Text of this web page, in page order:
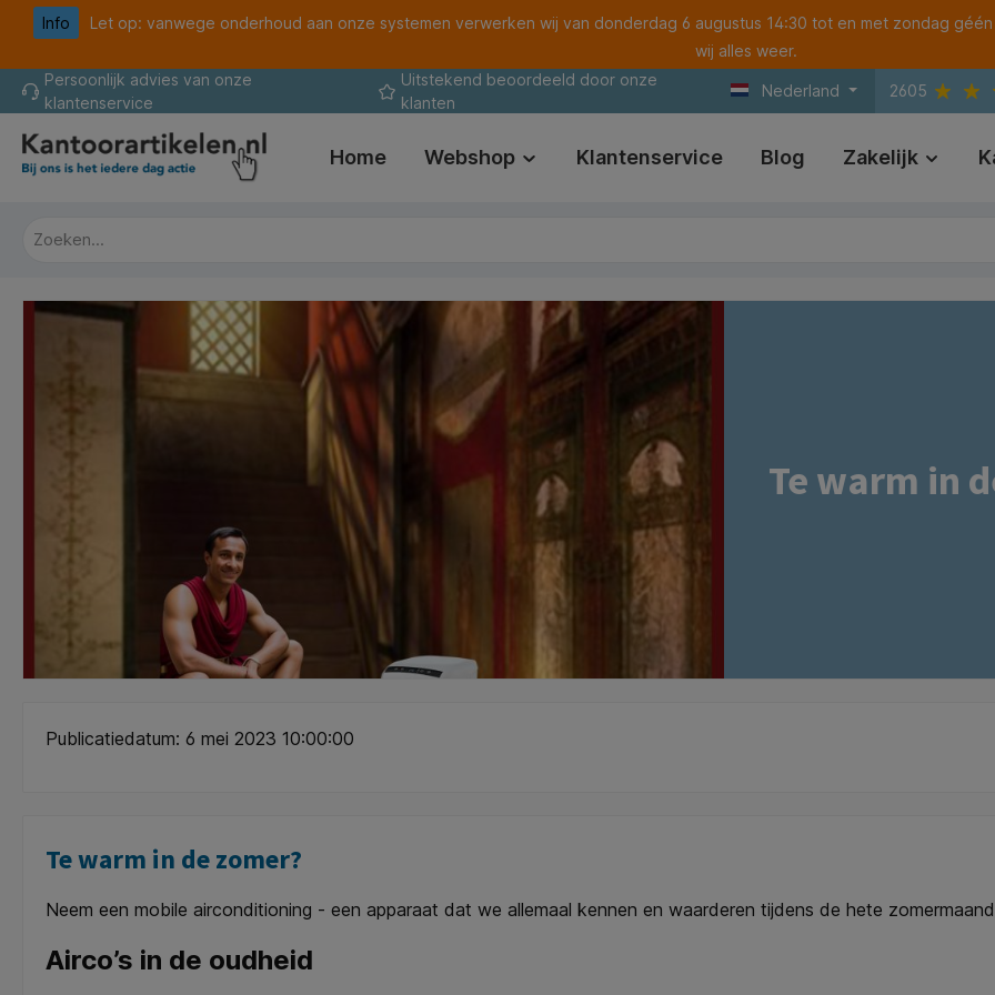
Ga naar de hoofdnavigatie
Info
Let op: vanwege onderhoud aan onze systemen verwerken wij van donderdag 6 augustus 14:30 tot en met zondag
wij alles weer.
Persoonlijk advies van onze
klantenservice
Uitstekend beoordeeld door onze
klanten
Nederland 2605
Home Webshop Klantenservice Blog Zakelijk
Te warm in
Publicatiedatum: 6 mei 2023 10:00:00
Te warm in de zomer?
Neem een mobile airconditioning - een apparaat dat we allemaal kennen en waarderen tijdens de hete
Airco’s in de oudheid